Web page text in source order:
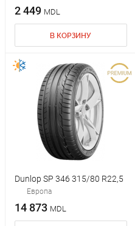
2 449 MDL
В КОРЗИНУ
Dunlop SP 346 315/80 R22,5
Европа
14 873 MDL